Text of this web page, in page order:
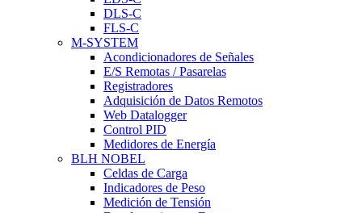
DLS-C
FLS-C
M-SYSTEM
Acondicionadores de Señales
E/S Remotas / Pasarelas
Registradores
Adquisición de Datos Remotos
Web Datalogger
Control PID
Medidores de Energía
BLH NOBEL
Celdas de Carga
Indicadores de Peso
Medición de Tensión